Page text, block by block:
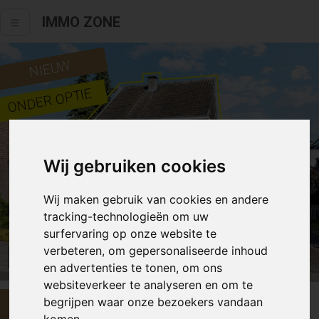
Wij gebruiken cookies
Wij maken gebruik van cookies en andere
tracking-technologieën om uw
surfervaring op onze website te
verbeteren, om gepersonaliseerde inhoud
en advertenties te tonen, om ons
websiteverkeer te analyseren en om te
begrijpen waar onze bezoekers vandaan
IMMO ZONE
NIEUW
ONDER OPTIE
Alle fotos
€ 249 000